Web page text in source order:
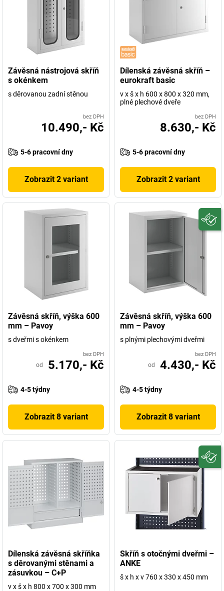
Závěsná nástrojová skříň
s okénkem
s děrovanou zadní stěnou
bez DPH
10.490,- Kč
5-6 pracovní dny
Zobrazit 2 variant
Dílenská závěsná skříň –
eurokraft basic
v x š x h 600 x 800 x 320 mm,
plné plechové dveře
bez DPH
8.630,- Kč
5-6 pracovní dny
Zobrazit 2 variant
Závěsná skříň, výška 600
mm – Pavoy
s dveřmi s okénkem
bez DPH
od 5.170,- Kč
4-5 týdny
Zobrazit 8 variant
Závěsná skříň, výška 600
mm – Pavoy
s plnými plechovými dveřmi
bez DPH
od 4.430,- Kč
4-5 týdny
Zobrazit 8 variant
Dílenská závěsná skříňka
s děrovanými stěnami a
zásuvkou – C+P
v x š x h 800 x 700 x 300 mm
Skříň s otočnými dveřmi –
ANKE
š x h x v 760 x 330 x 450 mm